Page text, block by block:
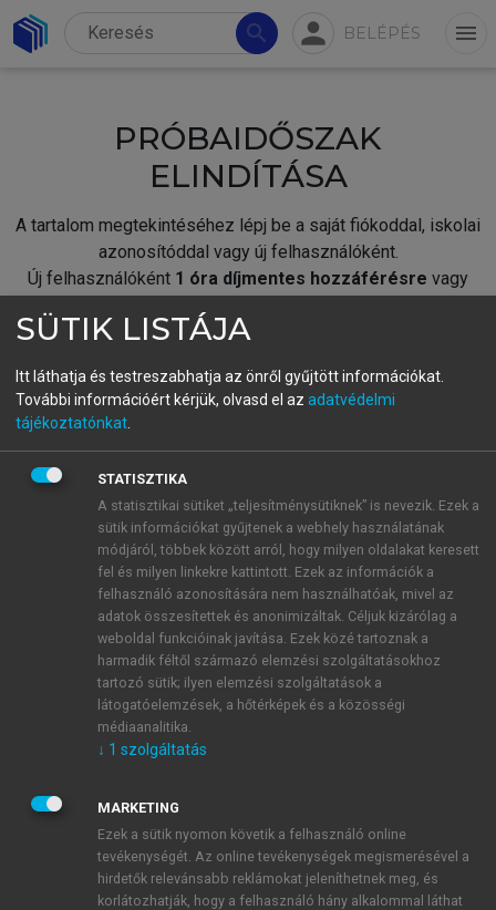
search person BELÉPÉS menu
PRÓBAIDŐSZAK
ELINDÍTÁSA
A tartalom megtekintéséhez lépj be a saját fiókoddal, iskolai
azonosítóddal vagy új felhasználóként.
Új felhasználóként 1 óra díjmentes hozzáférésre vagy
fiókoddal,vagy hozz létre új fiókot.
A regisztráció után apróbaidőszakautomatikusan
BELÉPÉS SAJÁT FIÓKKAL
ÚJ FIÓK LÉTREHOZÁSA
1 óra díjmentes hozzáférés
E-MAIL-CÍM
JELSZÓ
JELSZÓ ÚJRA
SÜTIK LISTÁJA
Itt láthatja és testreszabhatja az önről gyűjtött információkat.
További információért kérjük, olvasd el az adatvédelmi
tájékoztatónkat
STATISZTIKA
A statisztikai sütiket „teljesítménysütiknek” is nevezik. Ezek a
sütik információkat gyűjtenek a webhely használatának
módjáról, többek között arról, hogy milyen oldalakat keresett
fel és milyen linkekre kattintott. Ezek az információk a
felhasználó azonosítására nem használhatóak, mivel az
adatok összesítettek és anonimizáltak. Céljuk kizárólag a
weboldal funkcióinak javítása. Ezek közé tartoznak a
harmadik féltől származó elemzési szolgáltatásokhoz
tartozó sütik; ilyen elemzési szolgáltatások a
látogatóelemzések, a hőtérképek és a közösségi
médiaanalitika.
↓ 1 szolgáltatás
MARKETING
Ezek a sütik nyomon követik a felhasználó online
tevékenységét. Az online tevékenységek megismerésével a
hirdetők relevánsabb reklámokat jeleníthetnek meg, és
korlátozhatják, hogy a felhasználó hány alkalommal láthat